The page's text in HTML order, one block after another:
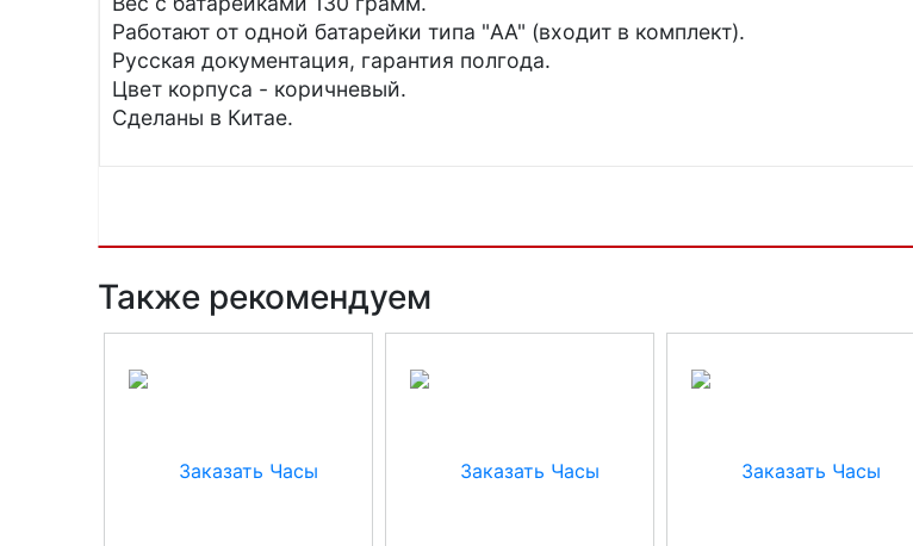
Работают от одной батарейки типа "AA" (входит в комплект).
Русская документация, гарантия полгода.
Цвет корпуса - коричневый.
Сделаны в Китае.
Также рекомендуем